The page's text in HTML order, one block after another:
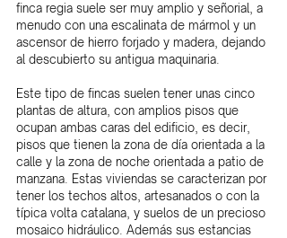
finca regia suele ser muy amplio y señorial, a
menudo con una escalinata de mármol y un
ascensor de hierro forjado y madera, dejando
al descubierto su antigua maquinaria.
Este tipo de fincas suelen tener unas cinco
plantas de altura, con amplios pisos que
ocupan ambas caras del edificio, es decir,
pisos que tienen la zona de día orientada a la
calle y la zona de noche orientada a patio de
manzana. Estas viviendas se caracterizan por
tener los techos altos, artesanados o con la
típica volta catalana, y suelos de un precioso
mosaico hidráulico. Además sus estancias